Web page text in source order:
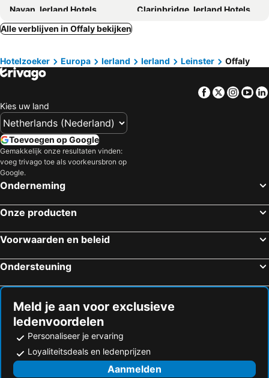
Navan, Ierland Hotels
Clarinbridge, Ierland Hotels
Killaloe, Ierland Hotels
Cavan, Ierland Hotels
Tipperary Town, Ierland Hotels
Lucan, Ierland Hotels
Clonmel, Ierland Hotels
Galway, Ierland Hotels
Westport, Ierland Hotels
Athlone, Ierland Hotels
Doolin, Ierland Hotels
Dublin, Ierland Hotels
Swords, Ierland Hotels
Dingle, Ierland Hotels
Alle verblijven in Offaly bekijken
Hotelzoeker Europa Ierland Ierland Leinster Offaly
Facebook
Twitter
Kies uw land
Toevoegen op Google
Gemakkelijk onze resultaten vinden:
voeg trivago toe als voorkeursbron op
Google.
Onderneming
Onze producten
Voorwaarden en beleid
Ondersteuning
Meld je aan voor exclusieve
ledenvoordelen
Personaliseer je ervaring
Loyaliteitsdeals en ledenprijzen
Aanmelden